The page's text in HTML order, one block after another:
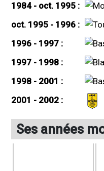
1984 - oct. 1995 :
oct. 1995 - 1996 :
1996 - 1997 :
1997 - 1998 :
1998 - 2001 :
2001 - 2002 :
Ses années